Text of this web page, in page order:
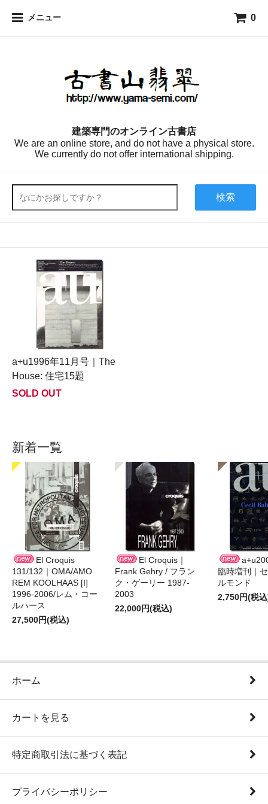
メニュー 0
建築専門のオンライン古書店
We are an online store, and do not have a physical store.
We currently do not offer international shipping.
検索
a+u1996年11月号｜The
House: 住宅15題
SOLD OUT
新着一覧
El Croquis
131/132｜OMA/AMO
REM KOOLHAAS [I]
1996-2006/レム・コー
ルハース
27,500円(税込)
El Croquis｜
Frank Gehry / フラン
ク・ゲーリー 1987-
2003
22,000円(税込)
臨時増刊｜
ルモンド
2,750円(税
ホーム
カートを見る
特定商取引法に基づく表記
プライバシーポリシー